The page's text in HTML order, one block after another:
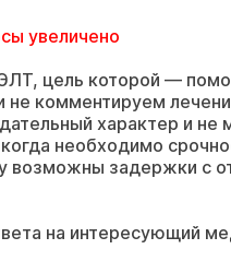
увеличено
цель которой —
комментируем
характер и не
необходимо
задержки с
на интересующий